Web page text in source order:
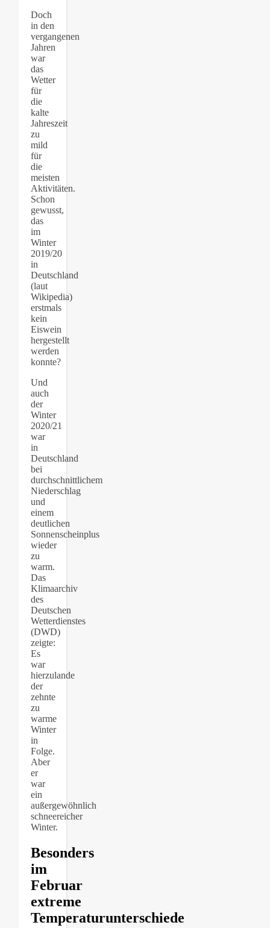
Doch
in den
vergangenen
Jahren
war
das
Wetter
für
die
kalte
Jahreszeit
zu
mild
für
die
meisten
Aktivitäten.
Schon
gewusst,
das
im
Winter
2019/20
in
Deutschland
(laut
Wikipedia)
erstmals
kein
Eiswein
hergestellt
werden
konnte?
Und
auch
der
Winter
2020/21
war
in
Deutschland
bei
durchschnittlichem
Niederschlag
und
einem
deutlichen
Sonnenscheinplus
wieder
zu
warm.
Das
Klimaarchiv
des
Deutschen
Wetterdienstes
(DWD)
zeigte:
Es
war
hierzulande
der
zehnte
zu
warme
Winter
in
Folge.
Aber
er
war
ein
außergewöhnlich
schneereicher
Winter.
Besonders
im
Februar
extreme
Temperaturunterschiede